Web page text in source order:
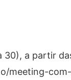
a partir
meeting-